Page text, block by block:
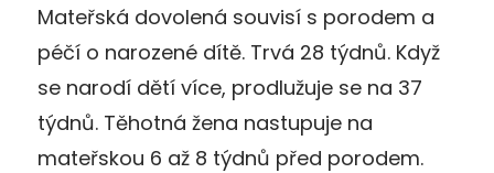
Mateřská dovolená souvisí s porodem a
péčí o narozené dítě. Trvá 28 týdnů. Když
se narodí dětí více, prodlužuje se na 37
týdnů. Těhotná žena nastupuje na
mateřskou 6 až 8 týdnů před porodem.